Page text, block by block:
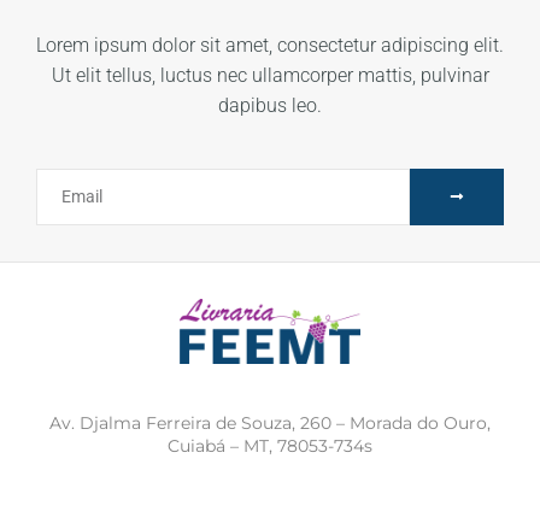
Lorem ipsum dolor sit amet, consectetur adipiscing elit.
Ut elit tellus, luctus nec ullamcorper mattis, pulvinar
dapibus leo.
Av. Djalma Ferreira de Souza, 260 – Morada do Ouro,
Cuiabá – MT, 78053-734s